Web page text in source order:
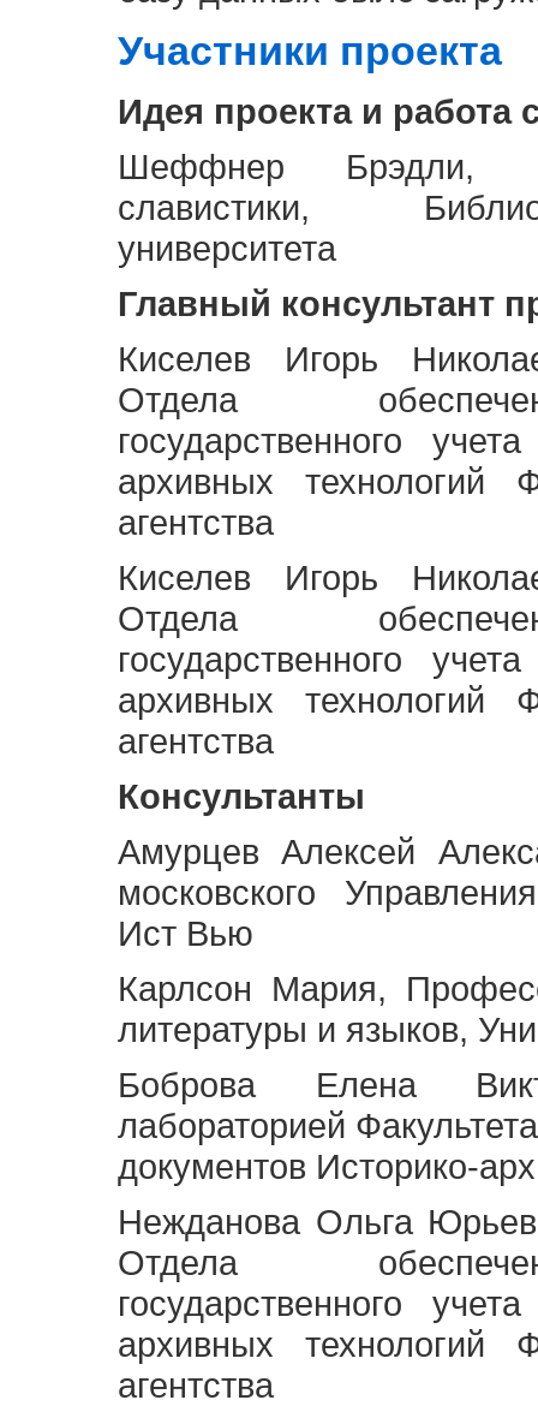
Участники проекта
Идея проекта и работа
Шеффнер Брэдли,
славистики,
университета
Главный консультант
Киселев Игорь
Отдела
государственного
архивных технологий
агентства
Киселев Игорь
Отдела
государственного
архивных технологий
агентства
Консультанты
Амурцев Алексей
московского
Ист Вью
Карлсон Мария,
литературы и языков,
Боброва Елена
лабораторией
документов Историко-
Нежданова Ольга
Отдела
государственного
архивных технологий
агентства